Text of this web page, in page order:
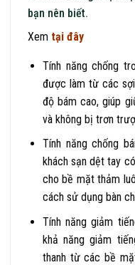
bạn nên biết.
Xem tại đây
Tính năng chống
được làm từ các
độ bám cao, giúp
và không bị trơn
Tính năng chống
khách sạn dệt tay
cho bề mặt thảm
cách sử dụng bàn
Tính năng giảm
khả năng giảm
thanh từ các bề